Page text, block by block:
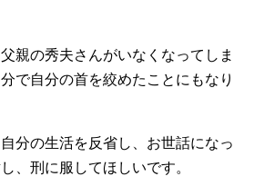
親の秀夫さんがいなくなってしま
で自分の首を絞めたことにもなり
分の生活を反省し、お世話になっ
、刑に服してほしいです。